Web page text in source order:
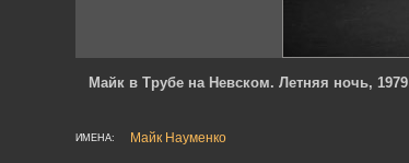
Майк в Трубе на Невском. Летняя ночь, 1979
ИМЕНА: Майк Науменко